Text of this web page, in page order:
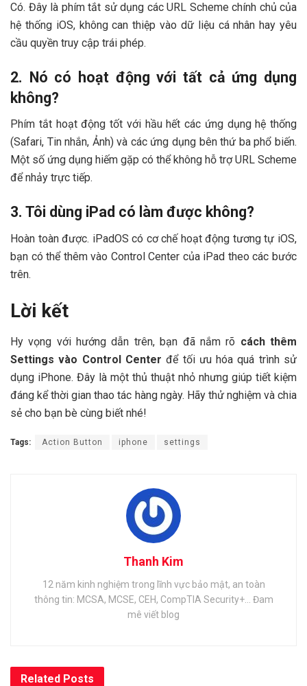
Có. Đây là phím tắt sử dụng các URL Scheme chính chủ của
hệ thống iOS, không can thiệp vào dữ liệu cá nhân hay yêu
cầu quyền truy cập trái phép.
2. Nó có hoạt động với tất cả ứng dụng
không?
Phím tắt hoạt động tốt với hầu hết các ứng dụng hệ thống
(Safari, Tin nhắn, Ảnh) và các ứng dụng bên thứ ba phổ biến.
Một số ứng dụng hiếm gặp có thể không hỗ trợ URL Scheme
để nhảy trực tiếp.
3. Tôi dùng iPad có làm được không?
Hoàn toàn được. iPadOS có cơ chế hoạt động tương tự iOS,
bạn có thể thêm vào Control Center của iPad theo các bước
trên.
Lời kết
Hy vọng với hướng dẫn trên, bạn đã nắm rõ cách thêm
Settings vào Control Center để tối ưu hóa quá trình sử
dụng iPhone. Đây là một thủ thuật nhỏ nhưng giúp tiết kiệm
đáng kể thời gian thao tác hàng ngày. Hãy thử nghiệm và chia
sẻ cho bạn bè cùng biết nhé!
Tags: Action Button iphone settings
Thanh Kim
12 năm kinh nghiệm trong lĩnh vực bảo mật, an toàn
thông tin: MCSA, MCSE, CEH, CompTIA Security+... Đam
mê viết blog
Related Posts